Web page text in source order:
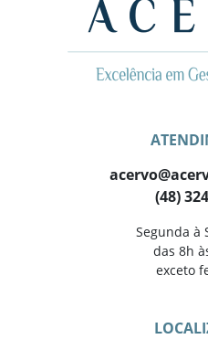
(48)
Segunda à
das 8h
exceto